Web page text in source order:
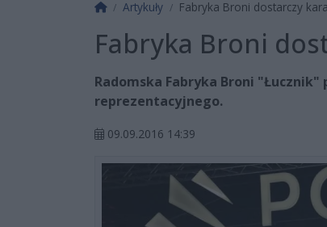
Strona główna
Artykuły Fabryka Broni dostarczy
Fabryka Broni
Radomska Fabryka Broni
reprezentacyjnego.
09.09.2016 14:39